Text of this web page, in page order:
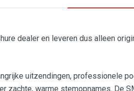
dealer en leveren dus alleen
uitzendingen, professionele
zachte, warme stemopnames. De